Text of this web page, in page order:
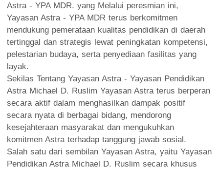
Astra - YPA MDR. yang Melalui peresmian ini,
Yayasan Astra - YPA MDR terus berkomitmen
mendukung pemerataan kualitas pendidikan di daerah
tertinggal dan strategis lewat peningkatan kompetensi,
pelestarian budaya, serta penyediaan fasilitas yang
layak.
Sekilas Tentang Yayasan Astra - Yayasan Pendidikan
Astra Michael D. Ruslim Yayasan Astra terus berperan
secara aktif dalam menghasilkan dampak positif
secara nyata di berbagai bidang, mendorong
kesejahteraan masyarakat dan mengukuhkan
komitmen Astra terhadap tanggung jawab sosial.
Salah satu dari sembilan Yayasan Astra, yaitu Yayasan
Pendidikan Astra Michael D. Ruslim secara khusus